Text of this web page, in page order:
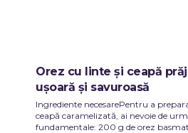
Orez cu linte și ceapă
ușoară și savuroasă
Ingrediente necesarePentru a
ceapă caramelizată, ai nevoie de
fundamentale: 200 g de orez basmati,